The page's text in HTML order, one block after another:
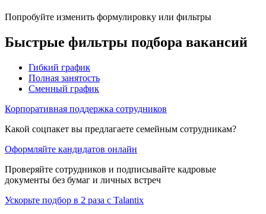
Попробуйте изменить формулировку или фильтры
Быстрые фильтры подбора вакансий
Гибкий график
Полная занятость
Сменный график
Корпоративная поддержка сотрудников
Какой соцпакет вы предлагаете семейным сотрудникам?
Оформляйте кандидатов онлайн
Проверяйте сотрудников и подписывайте кадровые
документы без бумаг и личных встреч
Ускорьте подбор в 2 раза с Talantix